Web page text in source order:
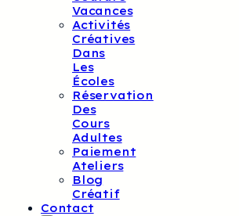
Vacances
Activités
Créatives
Dans
Les
Écoles
Réservation
Des
Cours
Adultes
Paiement
Ateliers
Blog
Créatif
Contact